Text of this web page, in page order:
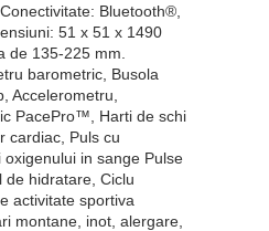
Bluetooth®,
51 x 51 x 1490
de 135-225 mm.
barometric, Busola
Accelerometru,
PacePro™, Harti de schi
cardiac, Puls cu
in sange Pulse
de hidratare, Ciclu
activitate sportiva
montane, inot, alergare,